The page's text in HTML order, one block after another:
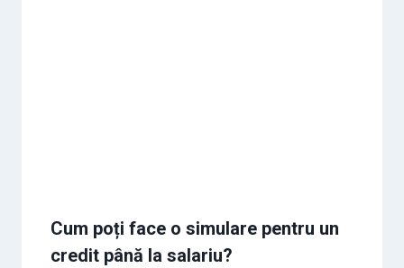
Cum poți face o simulare pentru un
credit până la salariu?